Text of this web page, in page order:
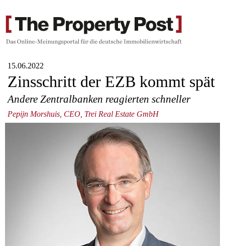
15.06.2022
Zinsschritt der EZB kommt spät
Andere Zentralbanken reagierten schneller
Pepijn Morshuis, CEO, Trei Real Estate GmbH